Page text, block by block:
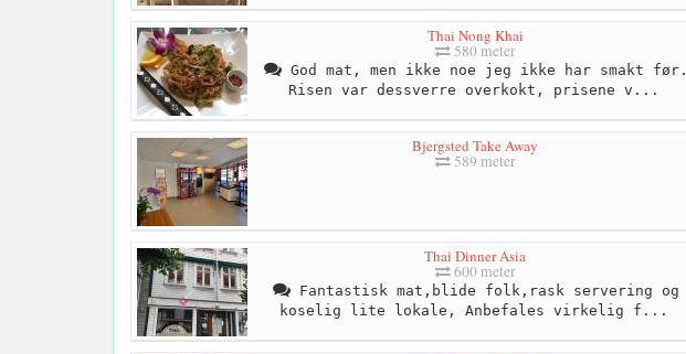
Thai Nong Khai
580 meter
God mat, men ikke noe jeg ikke har smakt før.
Risen var dessverre overkokt, prisene v...
Bjergsted Take Away
589 meter
Thai Dinner Asia
600 meter
Fantastisk mat,blide folk,rask servering og
koselig lite lokale, Anbefales virkelig f...